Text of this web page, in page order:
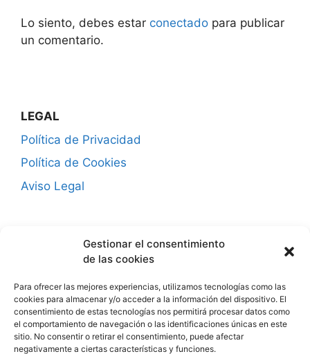
Gestionar el consentimiento
de las cookies
Para ofrecer las mejores experiencias, utilizamos tecnologías como las
cookies para almacenar y/o acceder a la información del dispositivo. El
consentimiento de estas tecnologías nos permitirá procesar datos como
el comportamiento de navegación o las identificaciones únicas en este
sitio. No consentir o retirar el consentimiento, puede afectar
negativamente a ciertas características y funciones.
Lo siento, debes estar conectado para publicar
un comentario.
LEGAL
Política de Privacidad
Política de Cookies
Aviso Legal
¿Hablamos?
Seguro a través de Amazon